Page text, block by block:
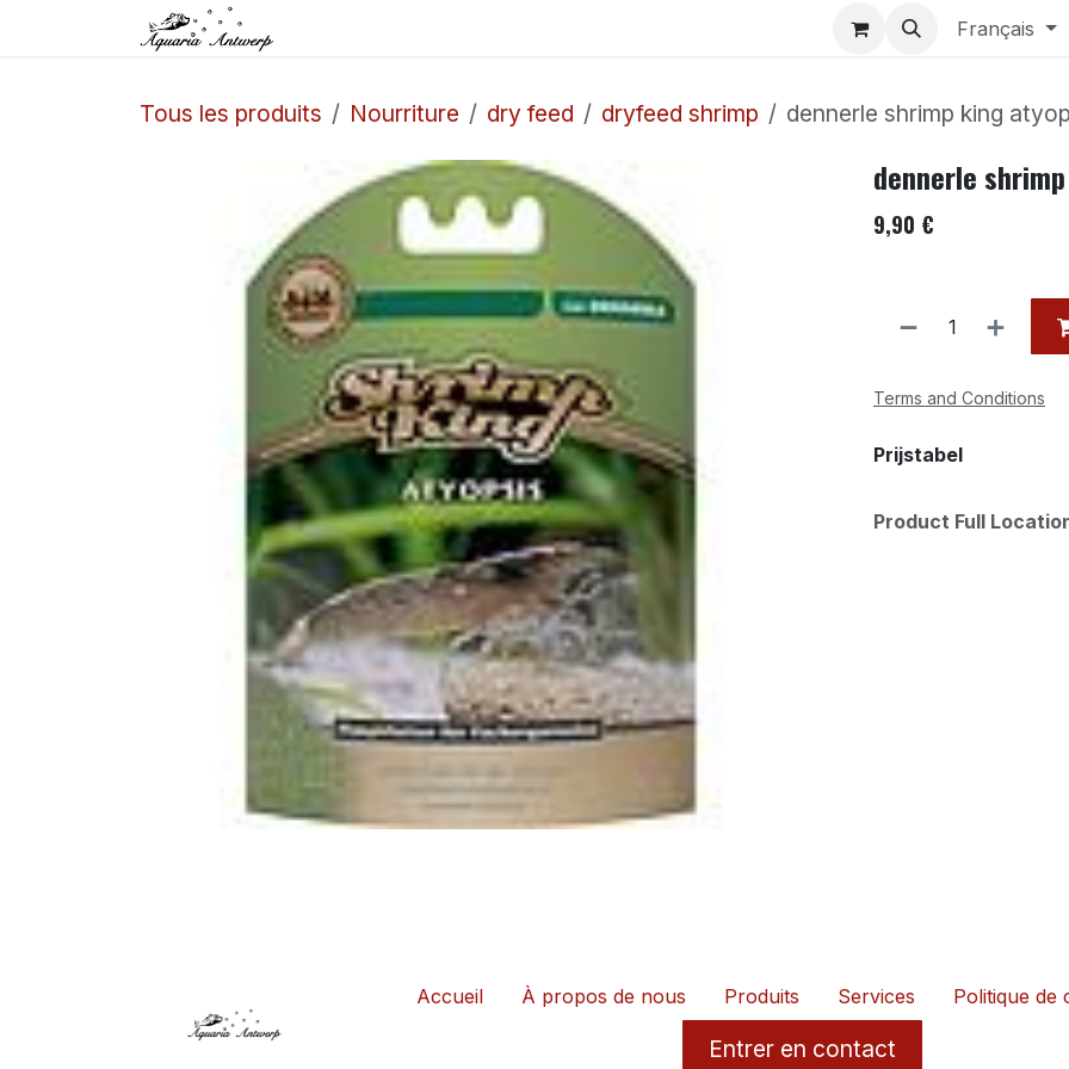
Se rendre au contenu Français
Tous les produits Nourriture dry feed dryfeed shrimp dennerle shrimp king
dennerle
9,90 €
Terms and Conditions
Prijstabel
Product Full
Accueil À propos de nous Produits Services Politique de
Entrer en contact